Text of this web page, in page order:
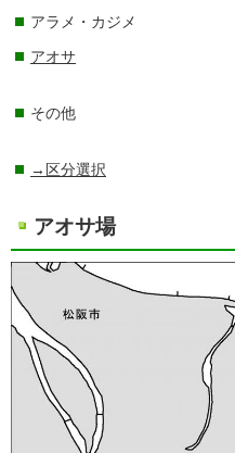
アラメ・カジメ
アオサ
その他
→区分選択
アオサ場